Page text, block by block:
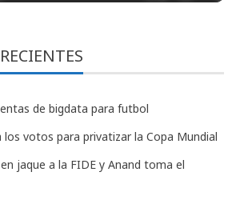
de bigdata para futbol
votos para privatizar la Copa Mundial
jaque a la FIDE y Anand toma el